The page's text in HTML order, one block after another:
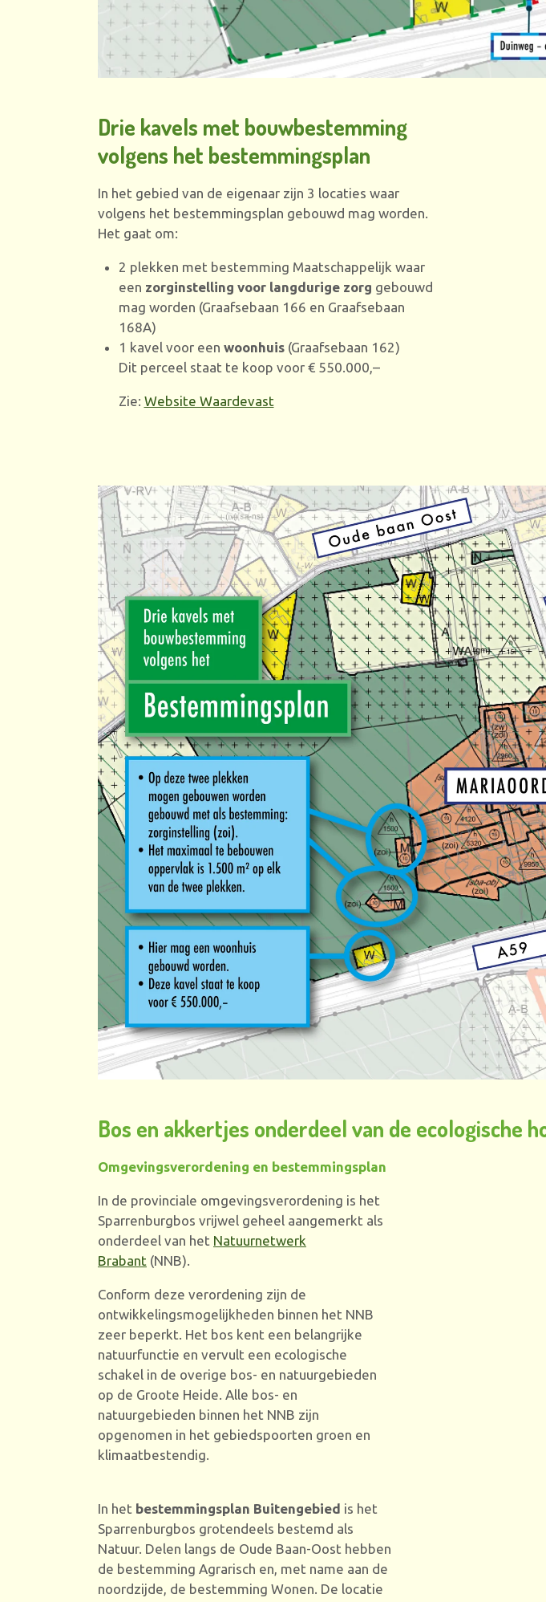
Drie kavels met bouwbestemming
volgens het bestemmingsplan
In het gebied van de eigenaar zijn 3 locaties waar
volgens het bestemmingsplan gebouwd mag worden.
Het gaat om:
2 plekken met bestemming Maatschappelijk waar
een zorginstelling voor langdurige zorg gebouwd
mag worden (Graafsebaan 166 en Graafsebaan
168A)
1 kavel voor een woonhuis(Graafsebaan 162)
Dit perceel staat te koop voor € 550.000,–
Zie: Website Waardevast
Bos en akkertjes onderdeel van de ecologische
Omgevingsverordening en bestemmingsplan
In de provinciale omgevingsverordening is het
Sparrenburgbos vrijwel geheel aangemerkt als
onderdeel van het Natuurnetwerk
Brabant (NNB).
Conform deze verordening zijn de
ontwikkelingsmogelijkheden binnen het NNB
zeer beperkt. Het bos kent een belangrijke
natuurfunctie en vervult een ecologische
schakel in de overige bos- en natuurgebieden
op de Groote Heide. Alle bos- en
natuurgebieden binnen het NNB zijn
opgenomen in het gebiedspoorten groen en
klimaatbestendig.
In het bestemmingsplan Buitengebied is het
Sparrenburgbos grotendeels bestemd als
Natuur. Delen langs de Oude Baan-Oost hebben
de bestemming Agrarisch en, met name aan de
noordzijde, de bestemming Wonen. De locatie